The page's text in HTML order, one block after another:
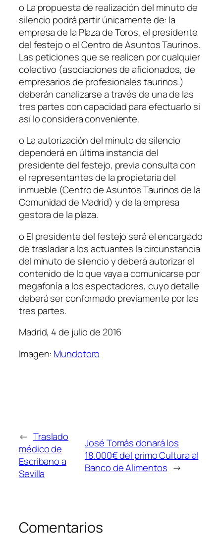
o La propuesta de realización del minuto de
silencio podrá partir únicamente de: la
empresa de la Plaza de Toros, el presidente
del festejo o el Centro de Asuntos Taurinos.
Las peticiones que se realicen por cualquier
colectivo (asociaciones de aficionados, de
empresarios de profesionales taurinos.)
deberán canalizarse a través de una de las
tres partes con capacidad para efectuarlo si
así lo considera conveniente.
o La autorización del minuto de silencio
dependerá en última instancia del
presidente del festejo, previa consulta con
el representantes de la propietaria del
inmueble (Centro de Asuntos Taurinos de la
Comunidad de Madrid) y de la empresa
gestora de la plaza.
o El presidente del festejo será el encargado
de trasladar a los actuantes la circunstancia
del minuto de silencio y deberá autorizar el
contenido de lo que vaya a comunicarse por
megafonía a los espectadores, cuyo detalle
deberá ser conformado previamente por las
tres partes.
Madrid, 4 de julio de 2016
Imagen: Mundotoro
← Traslado
médico de
Escribano a
Sevilla
José Tomás donará los
18.000€ del primo Cultura al
Banco de Alimentos →
Comentarios